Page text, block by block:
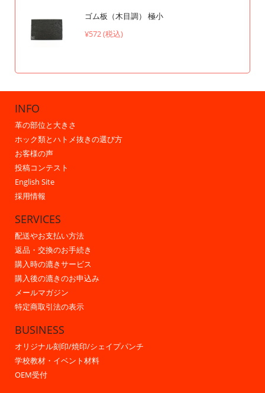
ゴム板（木目調） 極小
¥572 (税込)
INFO
革の部位と大きさ
ホック類とハトメ抜きの選び方
お客様の声
投稿コンテスト
English Site
採用情報
SERVICES
配送やお支払い方法
返品・交換のお手続き
購入時の漉きサービス
購入後の漉きのお申込み
メールマガジン
特定商取引法の表示
BUSINESS
オリジナル刻印/焼印/シェイプパンチ
学校教材・イベント材料
OEM受付